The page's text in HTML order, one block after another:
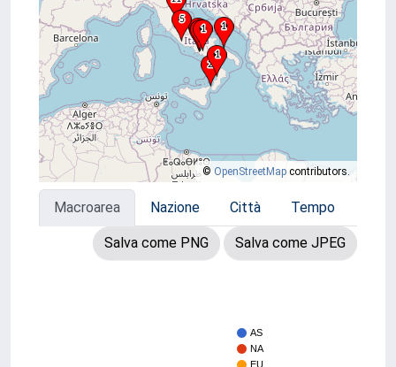
© OpenStreetMap contributors.
Macroarea Nazione Città Tempo
Salva come PNG Salva come JPEG
AS
NA
EU